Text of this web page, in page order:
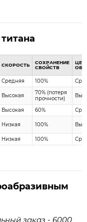
СКОРОСТЬ
СОХРАНЕНИЕ
СВОЙСТВ
Средняя 100%
Высокая
70% (потеря
прочности)
Высокая 60%
Низкая 100%
Низкая 100%
заказ - 6000